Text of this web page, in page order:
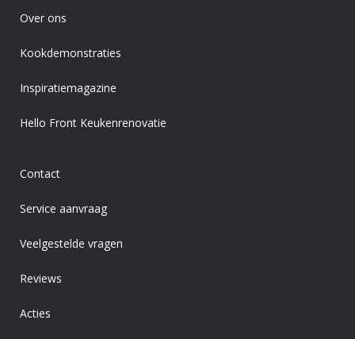
Over ons
Kookdemonstraties
Inspiratiemagazine
Hello Front Keukenrenovatie
Contact
Service aanvraag
Veelgestelde vragen
Reviews
Acties